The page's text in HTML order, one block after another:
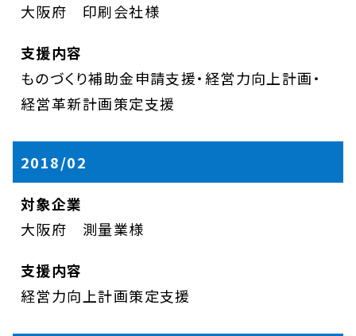
大阪府 印刷会社様
ものづくり補助金申請支援・経営力向上計画・
経営革新計画策定支援
2018/02
大阪府 測量業様
経営力向上計画策定支援